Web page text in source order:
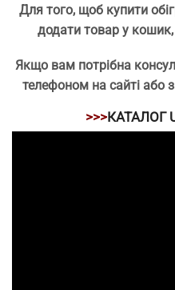
Для того, щоб купити
додати товар у
Якщо вам потрібна
телефоном на сайті або
>>>КАТАЛОГ